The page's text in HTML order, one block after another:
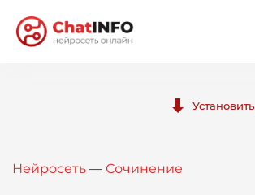
Вход
Установить
Нейросеть — Сочинение